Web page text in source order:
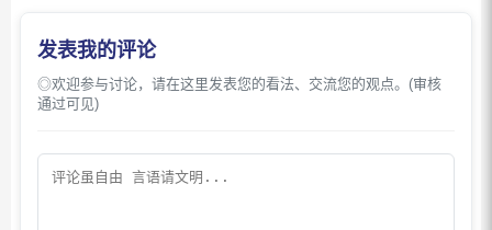
发表我的评论
◎欢迎参与讨论，请在这里发表您的看法、交流您的观点。(审核
通过可见)